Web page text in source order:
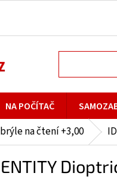
NA POČÍTAČ
na čtení +3,00